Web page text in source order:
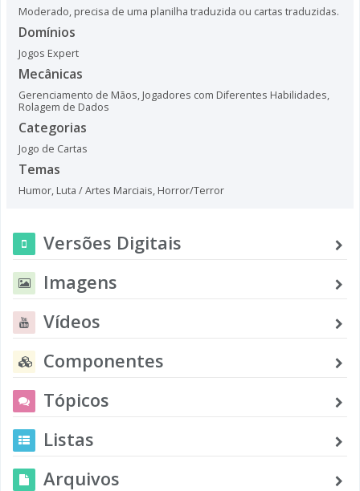
Moderado, precisa de uma planilha traduzida ou cartas traduzidas.
Domínios
Jogos Expert
Mecânicas
Gerenciamento de Mãos, Jogadores com Diferentes Habilidades,
Rolagem de Dados
Categorias
Jogo de Cartas
Temas
Humor, Luta / Artes Marciais, Horror/Terror
Versões Digitais
Imagens
Vídeos
Componentes
Tópicos
Listas
Arquivos